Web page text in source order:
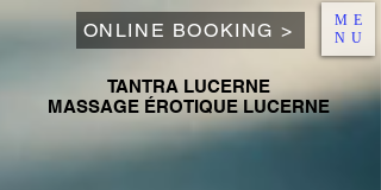
TANTRA LUCERNE
MASSAGE ÉROTIQUE LUCERNE
ONLINE BOOKING >
ME
NU